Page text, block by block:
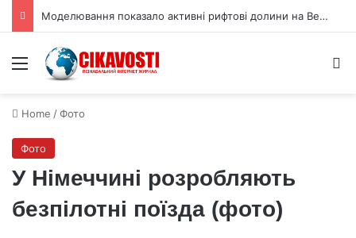
Моделювання показало активні рифтові долини на Венері
Menu
Home /Фото
Фото
У Німеччині розробляють
безпілотні поїзда (фото)